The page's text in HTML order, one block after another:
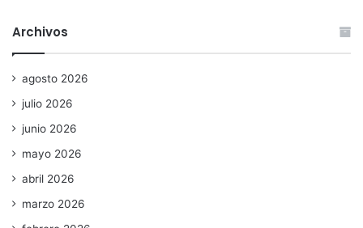
Archivos
agosto 2026
julio 2026
junio 2026
mayo 2026
abril 2026
marzo 2026